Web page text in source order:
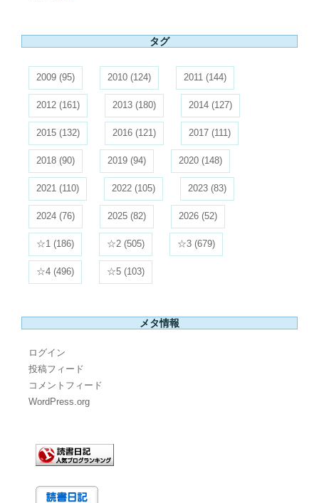
タグ
2009 (95) 2010 (124) 2011 (144)
2012 (161) 2013 (180) 2014 (127)
2015 (132) 2016 (121) 2017 (111)
2018 (90) 2019 (94) 2020 (148)
2021 (110) 2022 (105) 2023 (83)
2024 (76) 2025 (82) 2026 (52)
☆1 (186) ☆2 (505) ☆3 (679)
☆4 (496) ☆5 (103)
メタ情報
ログイン
投稿フィード
コメントフィード
WordPress.org